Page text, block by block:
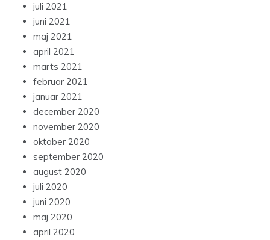
juli 2021
juni 2021
maj 2021
april 2021
marts 2021
februar 2021
januar 2021
december 2020
november 2020
oktober 2020
september 2020
august 2020
juli 2020
juni 2020
maj 2020
april 2020